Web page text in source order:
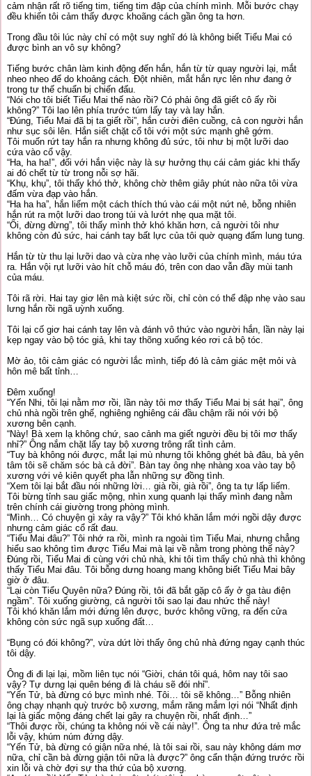
cảm nhận rất rõ tiếng tim, tiếng tim đập của chính mình. Mỗi bước chạy
đều khiến tôi cảm thấy được khoãng cách gần ông ta hơn.
Trong đầu tôi lúc này chỉ có một suy nghĩ đó là không biết Tiểu Mai có
được bình an vô sự không?
Tiếng bước chân làm kinh động đến hắn, hắn từ từ quay người lại, mắt
nheo nheo để do khoảng cách. Đột nhiên, mắt hắn rực lên như đang ở
trong tư thế chuẩn bị chiến đấu.
“Nói cho tôi biết Tiểu Mai thế nào rồi? Có phải ông đã giết cô ấy rồi
không?” Tôi lao lên phía trước túm lấy tay và lay hắn.
“Đúng, Tiểu Mai đã bị ta giết rồi”, hắn cười điên cuồng, cả con người hắn
như sục sôi lên. Hắn siết chặt cổ tôi với một sức mạnh ghê gớm.
Tôi muốn rứt tay hắn ra nhưng không đủ sức, tôi như bị một lưỡi dao
cứa vào cổ vậy.
“Ha, ha ha!”, đối với hắn việc này là sự hưởng thụ cái cảm giác khi thấy
ai đó chết từ từ trong nỗi sợ hãi.
“Khụ, khụ”, tôi thấy khó thở, không chờ thêm giây phút nào nữa tôi vừa
đấm vừa đạp vào hắn.
“Ha ha ha”, hắn liếm một cách thích thú vào cái một nứt nẻ, bỗng nhiên
hắn rút ra một lưỡi dao trong túi và lướt nhẹ qua mặt tôi.
“Ối, đừng đừng”, tôi thấy mình thở khó khăn hơn, cả người tôi như
không còn đủ sức, hai cánh tay bất lực của tôi quờ quạng đấm lung tung.
Hắn từ từ thu lại lưỡi dao và cừa nhẹ vào lưỡi của chính mình, máu tứa
ra. Hắn vội rụt lưỡi vào hít chỗ máu đó, trên con dao vẫn đầy mùi tanh
của máu.
Tôi rã rời. Hai tay giơ lên mà kiệt sức rồi, chỉ còn có thể đập nhẹ vào sau
lưng hắn rồi ngã uỳnh xuống.
Tôi lại cố giơ hai cánh tay lên và đánh vô thức vào người hắn, lần này lại
kẹp ngay vào bộ tóc giả, khi tay thõng xuống kéo rơi cả bộ tóc.
Mờ ảo, tôi cảm giác có người lắc mình, tiếp đó là cảm giác mệt mỏi và
hôn mê bất tỉnh…
Đêm xuống!
“Yến Nhi, tôi lại nằm mơ rồi, lần này tôi mơ thấy Tiểu Mai bị sát hại”, ông
chủ nhà ngồi trên ghế, nghiêng nghiêng cái đầu chậm rãi nói với bộ
xương bên cạnh.
“Này! Bà xem lạ không chứ, sao cảnh ma giết người đều bị tôi mơ thấy
nhỉ?” Ông nắm chặt lấy tay bộ xương trông rất tình cảm.
“Tuy bà không nói được, mắt lại mù nhưng tôi không ghét bà đâu, bà yên
tâm tôi sẽ chăm sóc bà cả đời”. Bàn tay ông nhẹ nhàng xoa vào tay bộ
xương với vẻ kiên quyết pha lẫn những sự đồng tình.
“Xem tôi lại bắt đầu nói những lời… già rồi, già rồi”, ông ta tự lấp liếm.
Tôi bừng tỉnh sau giấc mộng, nhìn xung quanh lại thấy mình đang nằm
trên chính cái giường trong phòng mình.
“Mình… Có chuyện gì xảy ra vậy?” Tôi khó khăn lắm mới ngồi dậy được
nhưng cảm giác cổ rất đau.
“Tiểu Mai đâu?” Tôi nhớ ra rồi, mình ra ngoài tìm Tiểu Mai, nhưng chẳng
hiểu sao không tìm được Tiểu Mai mà lại về nằm trong phòng thế này?
Đúng rồi, Tiểu Mai đi cùng với chủ nhà, khi tôi tìm thấy chủ nhà thì không
thấy Tiểu Mai đâu. Tôi bỗng dưng hoang mang không biết Tiểu Mai bây
giờ ở đâu.
“Lại còn Tiểu Quyên nữa? Đúng rồi, tôi đã bắt gặp cô ấy ở ga tàu điện
ngầm”. Tôi xuống giường, cả người tôi sao lại đau nhức thế này!
Tôi khó khăn lắm mới đứng lên được, bước không vững, ra đến cửa
không còn sức ngã sụp xuống đất…
“Bụng có đói không?”, vừa dứt lời thấy ông chủ nhà đứng ngay cạnh thúc
tôi dậy.
Ông đi đi lại lại, mồm liên tục nói “Giời, chán tôi quá, hôm nay tôi sao
vậy? Tự dưng lại quên béng đi là cháu sẽ đói nhỉ”.
“Yến Tử, bà đừng có bực mình nhé. Tôi… tôi sẽ không…” Bỗng nhiên
ông chạy nhạnh quỳ trước bộ xương, mắm răng mắm lợi nói “Nhất định
lại là giấc mộng đáng chết lại gây ra chuyện rồi, nhất định…”
“Thôi được rồi, chúng ta không nói về cái này!”. Ông ta như đứa trẻ mắc
lỗi vậy, khúm núm đứng dậy.
“Yến Tử, bà đừng có giận nữa nhé, là tôi sai rồi, sau này không dám mơ
nữa, chỉ cần bà đừng giận tôi nữa là được?” ông cẩn thận đứng trước rồi
xin lỗi và chờ đợi sự tha thứ của bộ xương.